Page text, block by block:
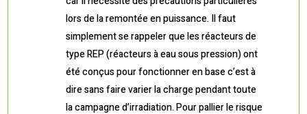
lors de la remontée en puissance. Il faut
simplement se rappeler que les réacteurs de
type REP (réacteurs à eau sous pression) ont
été conçus pour fonctionner en base c’est à
dire sans faire varier la charge pendant toute
la campagne d’irradiation. Pour pallier le risque